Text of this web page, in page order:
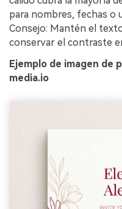
para nombres, fechas o
Consejo: Mantén el
conservar el contraste
Ejemplo de imagen de
media.io